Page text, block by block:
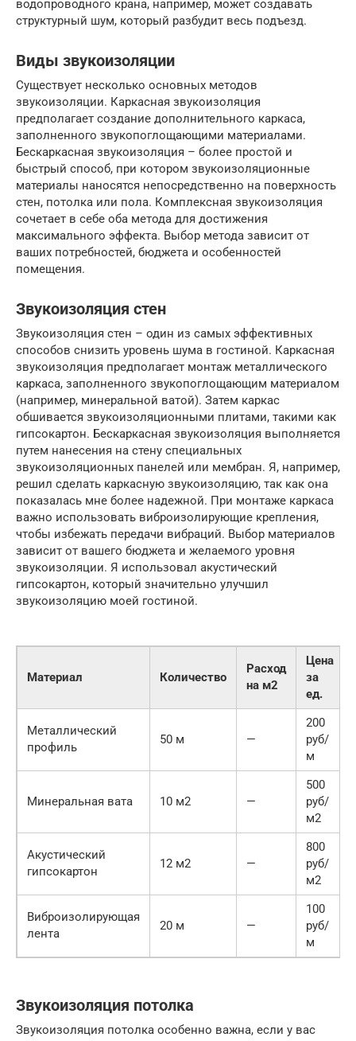
водопроводного крана, например, может создавать
структурный шум, который разбудит весь подъезд.
Виды звукоизоляции
Существует несколько основных методов
звукоизоляции. Каркасная звукоизоляция
предполагает создание дополнительного каркаса,
заполненного звукопоглощающими материалами.
Бескаркасная звукоизоляция – более простой и
быстрый способ, при котором звукоизоляционные
материалы наносятся непосредственно на поверхность
стен, потолка или пола. Комплексная звукоизоляция
сочетает в себе оба метода для достижения
максимального эффекта. Выбор метода зависит от
ваших потребностей, бюджета и особенностей
помещения.
Звукоизоляция стен
Звукоизоляция стен – один из самых эффективных
способов снизить уровень шума в гостиной. Каркасная
звукоизоляция предполагает монтаж металлического
каркаса, заполненного звукопоглощающим материалом
(например, минеральной ватой). Затем каркас
обшивается звукоизоляционными плитами, такими как
гипсокартон. Бескаркасная звукоизоляция выполняется
путем нанесения на стену специальных
звукоизоляционных панелей или мембран. Я, например,
решил сделать каркасную звукоизоляцию, так как она
показалась мне более надежной. При монтаже каркаса
важно использовать виброизолирующие крепления,
чтобы избежать передачи вибраций. Выбор материалов
зависит от вашего бюджета и желаемого уровня
звукоизоляции. Я использовал акустический
гипсокартон, который значительно улучшил
звукоизоляцию моей гостиной.
Материал Количество
Расход
на м2
Цена
за
ед.
Металлический
профиль
50 м —
200
руб/
м
Минеральная вата 10 м2 —
500
руб/
м2
Акустический
гипсокартон
12 м2 —
800
руб/
м2
Виброизолирующая
лента
20 м —
100
руб/
м
Звукоизоляция потолка
Звукоизоляция потолка особенно важна, если у вас